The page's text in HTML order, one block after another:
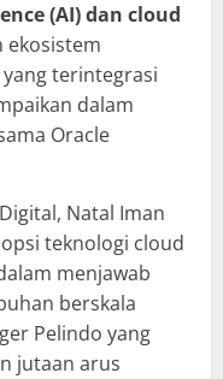
(AI) dan cloud
ekosistem
yang terintegrasi
dalam
Oracle
Natal Iman
teknologi cloud
menjawab
berskala
Pelindo yang
jutaan arus